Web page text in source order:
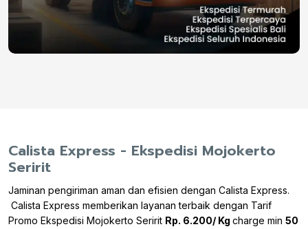
Calista Express - Ekspedisi Mojokerto
Seririt
Jaminan pengiriman aman dan efisien dengan Calista Express.
Calista Express memberikan layanan terbaik dengan Tarif
Promo Ekspedisi Mojokerto Seririt Rp. 6.200/ Kg charge min 50